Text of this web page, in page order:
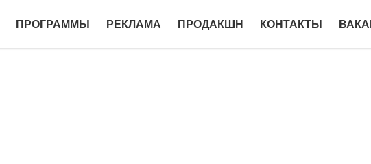
ПРОГРАММЫ РЕКЛАМА ПРОДАКШН КОНТАКТЫ